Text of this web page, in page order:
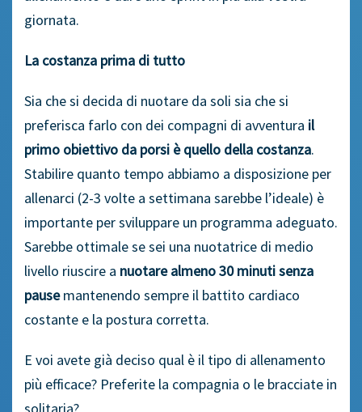
giornata.
La costanza prima di tutto
Sia che si decida di nuotare da soli sia che si
preferisca farlo con dei compagni di avventura il
primo obiettivo da porsi è quello della costanza.
Stabilire quanto tempo abbiamo a disposizione per
allenarci (2-3 volte a settimana sarebbe l’ideale) è
importante per sviluppare un programma adeguato.
Sarebbe ottimale se sei una nuotatrice di medio
livello riuscire a nuotare almeno 30 minuti senza
pausemantenendo sempre il battito cardiaco
costante e la postura corretta.
E voi avete già deciso qual è il tipo di allenamento
più efficace? Preferite la compagnia o le bracciate in